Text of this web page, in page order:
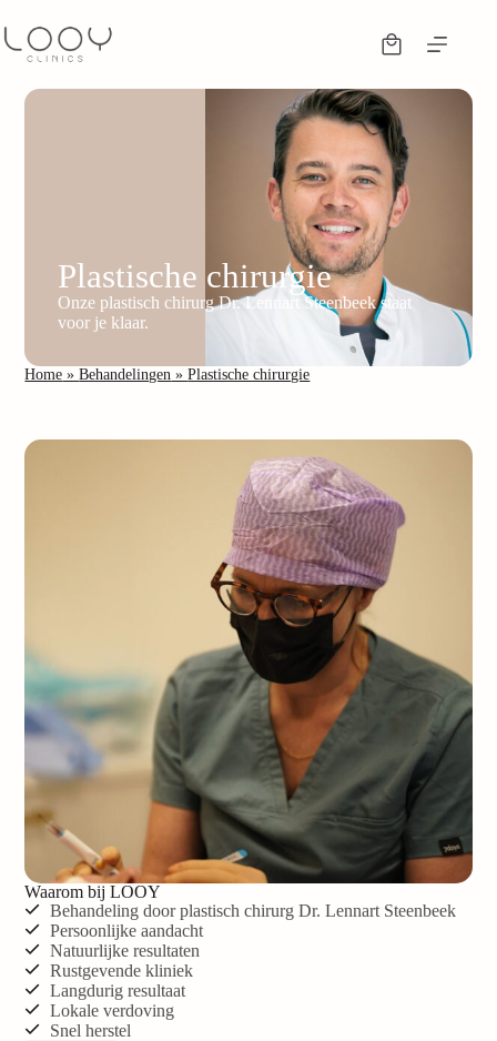
Plastische chirurgie
Onze plastisch chirurg Dr. Lennart Steenbeek staat
voor je klaar.
Home »Behandelingen »Plastische chirurgie
Waarom bij LOOY
Behandeling door plastisch chirurg Dr. Lennart Steenbeek
Persoonlijke aandacht
Natuurlijke resultaten
Rustgevende kliniek
Langdurig resultaat
Lokale verdoving
Snel herstel